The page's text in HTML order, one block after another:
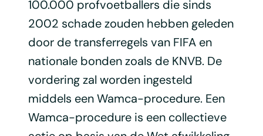
100.000 profvoetballers die sinds
2002 schade zouden hebben geleden
door de transferregels van FIFA en
nationale bonden zoals de KNVB. De
vordering zal worden ingesteld
middels een Wamca-procedure. Een
Wamca-procedure is een collectieve